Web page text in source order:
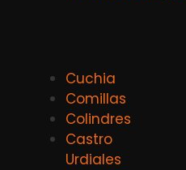
Cuchia
Comillas
Colindres
Castro
Urdiales